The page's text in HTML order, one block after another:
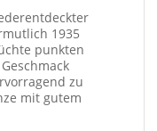
1935
punkten
zu
mit gutem